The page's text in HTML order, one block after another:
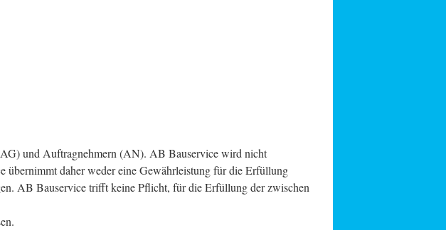
und Auftragnehmern (AN). AB Bauservice wird nicht
übernimmt daher weder eine Gewährleistung für die Erfüllung
AB Bauservice trifft keine Pflicht, für die Erfüllung der zwischen